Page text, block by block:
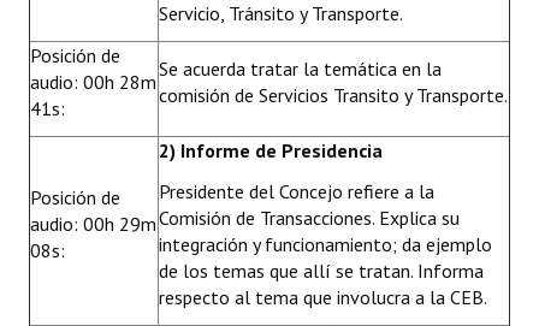
Servicio, Tránsito y Transporte.
Posición de
audio: 00h 28m
41s:
Se acuerda tratar la temática en la
comisión de Servicios Transito y Transporte.
Posición de
audio: 00h 29m
08s:
2) Informe de Presidencia
Presidente del Concejo refiere a la
Comisión de Transacciones. Explica su
integración y funcionamiento; da ejemplo
de los temas que allí se tratan. Informa
respecto al tema que involucra a la CEB.